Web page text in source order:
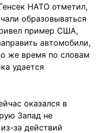
НАТО отметил,
образовываться
пример США,
автомобили,
же время по словам
удается
оказался в
Запад не
за действий